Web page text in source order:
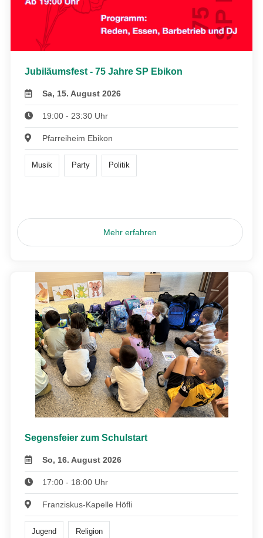
Jubiläumsfest - 75 Jahre SP Ebikon
Sa, 15. August 2026
19:00 - 23:30 Uhr
Pfarreiheim Ebikon
Musik Party Politik
Mehr erfahren
Segensfeier zum Schulstart
So, 16. August 2026
17:00 - 18:00 Uhr
Franziskus-Kapelle Höfli
Jugend Religion